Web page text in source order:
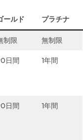
ールド プラチナ
制限 無制限
日間 1年間
日間 1年間